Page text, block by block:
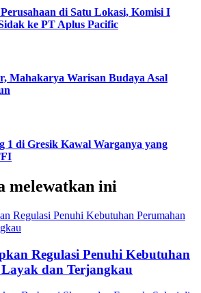
di Satu Lokasi, Komisi I
ke PT Aplus Pacific
Mahakarya Warisan Budaya Asal
1 di Gresik Kawal Warganya yang
melewatkan ini
Regulasi Penuhi Kebutuhan
dan Terjangkau